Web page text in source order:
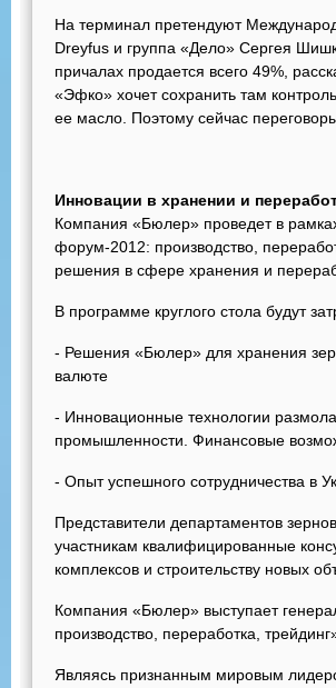
На терминал претендуют
Dreyfus и группа «Дело» Сергея
причалах продается всего 49%,
«Эфко» хочет сохранить там
ее масло. Поэтому сейчас
Инновации в хранении и
Компания «Бюлер» проведет в
форум-2012: производство,
решения в сфере хранения и
В программе круглого стола будут
- Решения «Бюлер» для хранения
валюте
- Инновационные технологии
промышленности. Финансовые
- Опыт успешного сотрудничества в
Представители департаментов
участникам квалифицированные
комплексов и строительству новых
Компания «Бюлер» выступает
производство, переработка,
Являясь признанным мировым